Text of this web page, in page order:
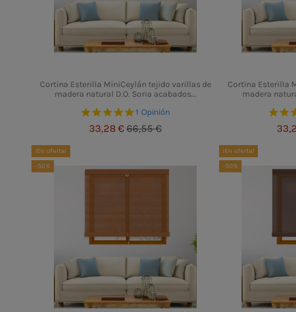
Cortina Esterilla MiniCeylán tejido varillas de
madera natural D.O. Soria acabados...
5.0 star rating
1 Opinión
33,28 € 66,55 €
Cortina Esterilla
madera
¡En oferta!
-50%
¡En oferta!
-50%